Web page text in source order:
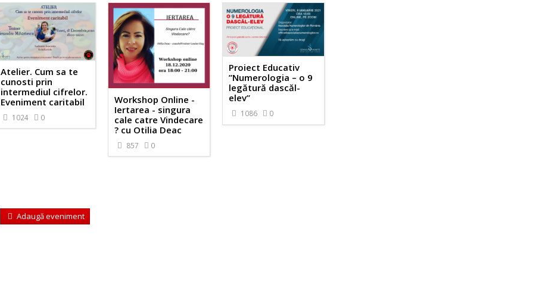
Atelier. Cum sa te
cunosti prin
intermediul cifrelor.
Eveniment caritabil
1024 0
Workshop Online -
Iertarea - singura
cale catre Vindecare
? cu Otilia Deac
857 0
Proiect Educativ
”Numerologia – o 9
legătură dascăl-
elev”
1086 0
Adaugă eveniment